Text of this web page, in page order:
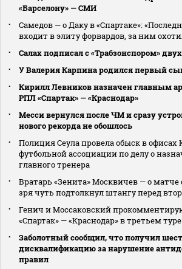
«Барселону» — СМИ
Самедов — о Даку в «Спартаке»:
входит в элиту форвардов, за ним
Салах подписал с «Трабзонспором»
У Валерия Карпина родился первый
Кирилл Левников назначен главным
РПЛ «Спартак» — «Краснодар»
Месси вернулся после ЧМ и сразу
нового рекорда не обошлось
Полиция Сеула провела обыск в офисах
футбольной ассоциации по делу о
главного тренера
Вратарь «Зенита» Москвичев — о матче
зря чуть подтолкнул штангу перед
Генич и Моссаковский
«Спартак» — «Краснодар» в третьем
Заболотный сообщил, что получил
дисквалификацию за нарушение
правил